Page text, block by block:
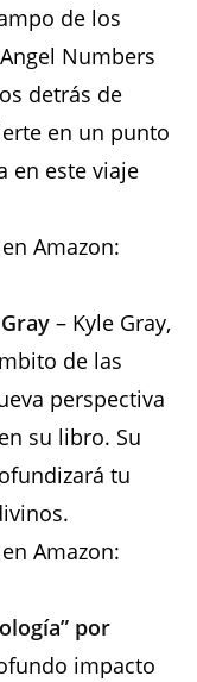
de los
Numbers
detrás de
en un punto
en este viaje
Amazon:
– Kyle Gray,
de las
perspectiva
su libro. Su
tu
Amazon:
por
impacto